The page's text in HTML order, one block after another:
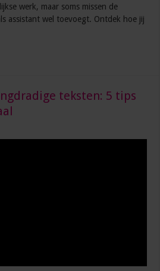
werk, maar soms missen de
assistant wel toevoegt. Ontdek hoe jij
teksten: 5 tips